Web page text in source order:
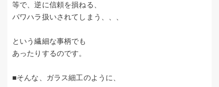
等で、逆に信頼を損ねる、
パワハラ扱いされてしまう、、、
という繊細な事柄でも
あったりするのです。
■そんな、ガラス細工のように、